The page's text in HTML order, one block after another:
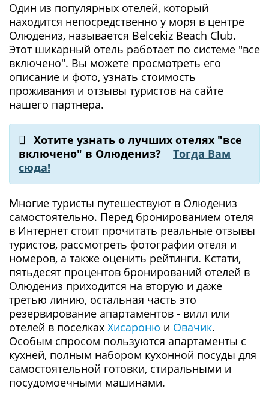
Один из популярных отелей, который
находится непосредственно у моря в центре
Олюдениз, называется Belcekiz Beach Club.
Этот шикарный отель работает по системе "все
включено". Вы можете просмотреть его
описание и фото, узнать стоимость
проживания и отзывы туристов на сайте
нашего партнера.
Хотите узнать о лучших отелях "все
включено" в Олюдениз?
Тогда Вам
сюда!
Многие туристы путешествуют в Олюдениз
самостоятельно. Перед бронированием отеля
в Интернет стоит прочитать реальные отзывы
туристов, рассмотреть фотографии отеля и
номеров, а также оценить рейтинги. Кстати,
пятьдесят процентов бронирований отелей в
Олюдениз приходится на вторую и даже
третью линию, остальная часть это
резервирование апартаментов - вилл или
отелей в поселках Хисароню и Овачик.
Особым спросом пользуются апартаменты с
кухней, полным набором кухонной посуды для
самостоятельной готовки, стиральными и
посудомоечными машинами.